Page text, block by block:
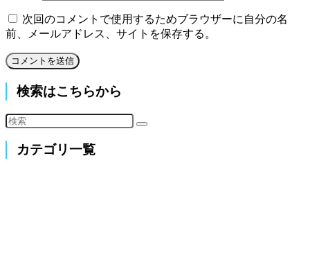
次回のコメントで使用するためブラウザーに自分の名
前、メールアドレス、サイトを保存する。
検索はこちらから
カテゴリ一覧